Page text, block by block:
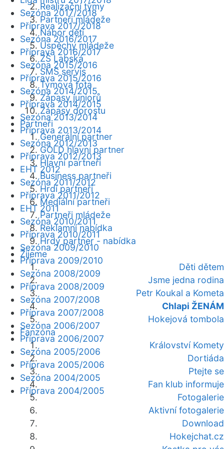
Realizační týmy
Partneři mládeže
Nábor dětí
Úspěchy mládeže
ZŠ Labská
SMS servis
Týmová fota
Zápasy juniorů
Zápasy dorostu
Partneři
Generální partner
GOLD hlavní partner
Hlavní partneři
Business partneři
Hrdí partneři
Mediální partneři
Partneři mládeže
Reklamní nabídka
Hrdý partner - nabídka
Žijeme
Děti dětem
Jsme jedna rodina
Petr Koukal a Kometa
Chlapi ŽENÁM
Hokejová tombola
Fanzóna
Království Komety
Dortiáda
Ptejte se
Fan klub informuje
Fotogalerie
Aktivní fotogalerie
Download
Hokejchat.cz
Sezóna 2017/2018
Příprava 2017/2018
Sezóna 2016/2017
Příprava 2016/2017
Sezóna 2015/2016
Příprava 2015/2016
Sezóna 2014/2015
Příprava 2014/2015
Sezóna 2013/2014
Příprava 2013/2014
Sezóna 2012/2013
Příprava 2012/2013
EHT 2012
Sezóna 2011/2012
Příprava 2011/2012
EHT 2011
Sezóna 2010/2011
Příprava 2010/2011
Sezóna 2009/2010
Příprava 2009/2010
Sezóna 2008/2009
Příprava 2008/2009
Sezóna 2007/2008
Příprava 2007/2008
Sezóna 2006/2007
Příprava 2006/2007
Sezóna 2005/2006
Příprava 2005/2006
Sezóna 2004/2005
Příprava 2004/2005